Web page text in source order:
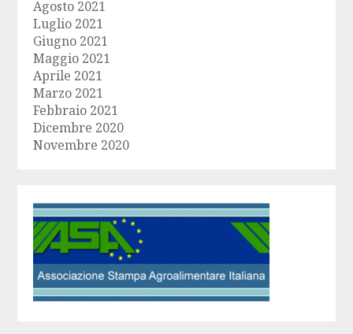
Agosto 2021
Luglio 2021
Giugno 2021
Maggio 2021
Aprile 2021
Marzo 2021
Febbraio 2021
Dicembre 2020
Novembre 2020